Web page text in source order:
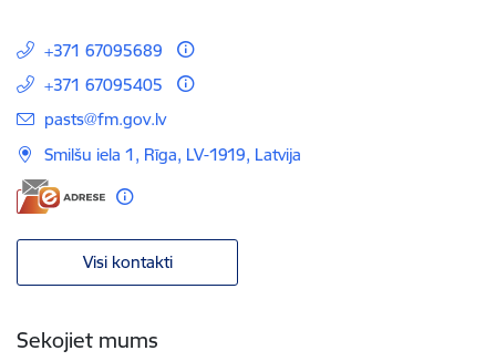
+371 67095689
+371 67095405
E-pasts:
pasts@fm.gov.lv
Smilšu iela 1, Rīga, LV-1919, Latvija
Visi kontakti
Sekojiet mums